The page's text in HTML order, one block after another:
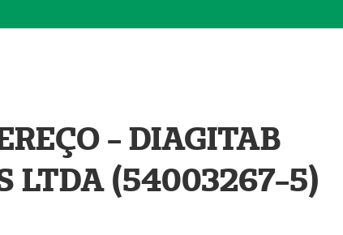
- DIAGITAB
LTDA (54003267-5)